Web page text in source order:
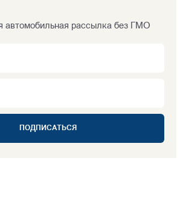
автомобильная рассылка без ГМО
ПОДПИСАТЬСЯ